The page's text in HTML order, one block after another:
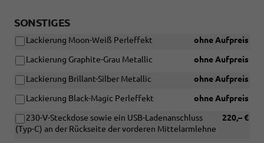
SONSTIGES
ohne Aufpreis
Lackierung Moon-Weiß Perleffekt
ohne Aufpreis
Lackierung Graphite-Grau Metallic
ohne Aufpreis
Lackierung Brillant-Silber Metallic
ohne Aufpreis
Lackierung Black-Magic Perleffekt
220,– €
230-V-Steckdose sowie ein USB-Ladenanschluss
(Typ-C) an der Rückseite der vorderen Mittelarmlehne